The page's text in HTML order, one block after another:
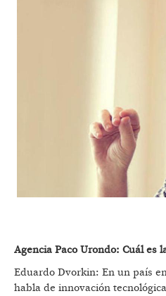
Agencia Paco Urondo: Cuál es
Eduardo Dvorkin: En un país
habla de innovación